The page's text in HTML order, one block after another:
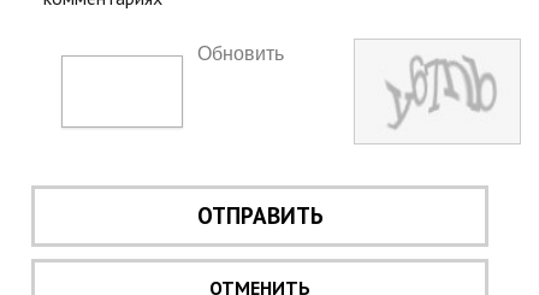
Обновить
ОТПРАВИТЬ
ОТМЕНИТЬ